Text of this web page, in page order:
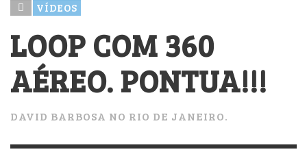
VÍDEOS
LOOP COM 360
AÉREO. PONTUA!!!
DAVID BARBOSA NO RIO DE JANEIRO.